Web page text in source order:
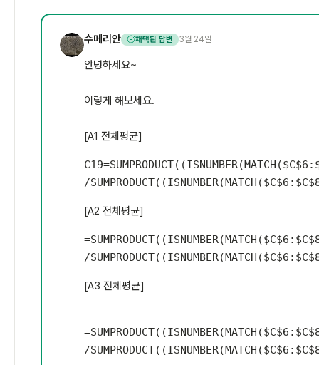
수 수메리안 채택된 답변 3월 24일
안녕하세요~
이렇게 해보세요.
[A1 전체평균]
C19=SUMPRODUCT( (ISNUMBER(MATCH (
/SUMPRODUCT( (ISNUMBER(MATCH (
[A2 전체평균]
=SUMPRODUCT( (ISNUMBER(MATCH (
/SUMPRODUCT( (ISNUMBER(MATCH (
[A3 전체평균]
=SUMPRODUCT( (ISNUMBER(MATCH (
/SUMPRODUCT( (ISNUMBER(MATCH (